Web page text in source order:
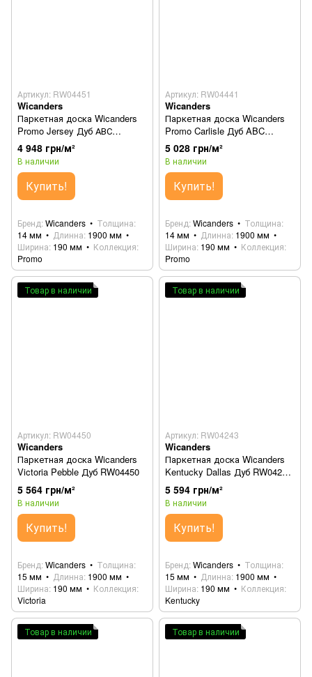
Артикул: RW04451
Wicanders
Паркетная доска Wicanders
Promo Jersey Дуб АВС
RW04451 (82000286)
4 948 грн/м²
В наличии
Купить!
Бренд Wicanders
Толщина
14 мм
Длинна 1900 мм
Ширина 190 мм
Коллекция
Promo
Артикул: RW04441
Wicanders
Паркетная доска Wicanders
Promo Carlisle Дуб ABC
RW04441 (82000272)
5 028 грн/м²
В наличии
Купить!
Бренд Wicanders
Толщина
14 мм
Длинна 1900 мм
Ширина 190 мм
Коллекция
Promo
Товар в наличии
Артикул: RW04450
Wicanders
Паркетная доска Wicanders
Victoria Pebble Дуб RW04450
5 564 грн/м²
В наличии
Купить!
Бренд Wicanders
Толщина
15 мм
Длинна 1900 мм
Ширина 190 мм
Коллекция
Victoria
Товар в наличии
Артикул: RW04243
Wicanders
Паркетная доска Wicanders
Kentucky Dallas Дуб RW04243
(82000121)
5 594 грн/м²
В наличии
Купить!
Бренд Wicanders
Толщина
15 мм
Длинна 1900 мм
Ширина 190 мм
Коллекция
Kentucky
Товар в наличии Товар в наличии